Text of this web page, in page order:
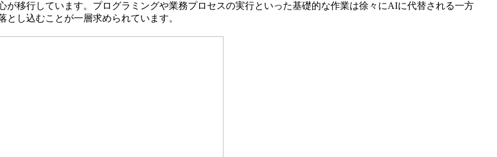
移行しています。プログラミングや業務プロセスの実行といった基礎的な作業は徐々にAIに代替される一方
し込むことが一層求められています。